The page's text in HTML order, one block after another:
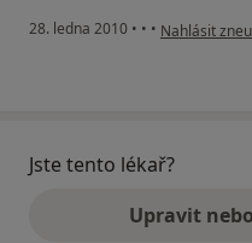
28. ledna 2010 • • • podle názoru
Nahlásit
Jste tento lékař?
Upravit